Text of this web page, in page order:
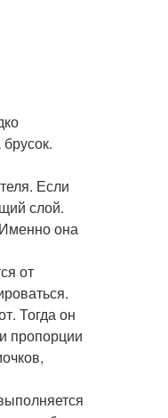
Если
слой.
она
от
Тогда он
пропорции